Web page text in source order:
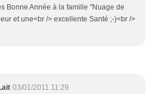
Bonne Année à la famille "Nuage de
et une<br /> excellente Santé ;-)<br />
03/01/2011 11:29